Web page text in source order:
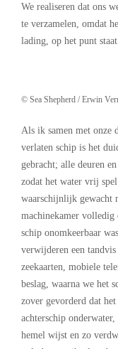
We realiseren dat ons
te verzamelen, omdat
lading, op het punt
© Sea Shepherd / Erwin
Als ik samen met onze
verlaten schip is het
gebracht; alle deuren
zodat het water vrij
waarschijnlijk gewacht
machinekamer volledig
schip onomkeerbaar
verwijderen een
zeekaarten, mobiele
beslag, waarna we het
zover gevorderd dat
achterschip
hemel wijst en zo